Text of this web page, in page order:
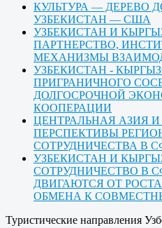
КУЛЬТУРА — ДЕРЕВО
УЗБЕКИСТАН — США
УЗБЕКИСТАН И
ПАРТНЕРСТВО,
МЕХАНИЗМЫ
УЗБЕКИСТАН -
ПРИГРАНИЧНОГО
ДОЛГОСРОЧНОЙ
КООПЕРАЦИИ
ЦЕНТРАЛЬНАЯ АЗИЯ
ПЕРСПЕКТИВЫ
СОТРУДНИЧЕСТВА В
УЗБЕКИСТАН И
СОТРУДНИЧЕСТВО В
ДВИГАЮТСЯ ОТ
ОБМЕНА К
Туристические направления